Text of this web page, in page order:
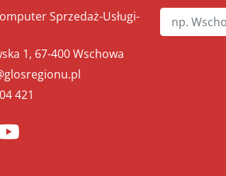
Sprzedaż-Usługi-
1, 67-400 Wschowa
421